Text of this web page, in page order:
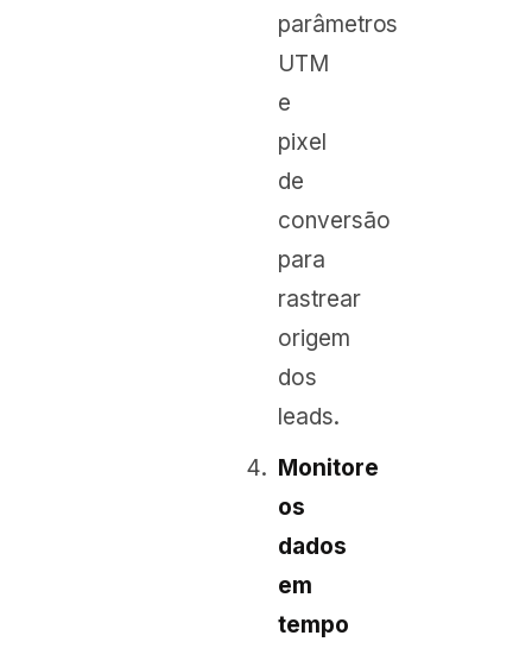
parâmetros
UTM
e
pixel
de
conversão
para
rastrear
origem
dos
leads.
Monitore
os
dados
em
tempo